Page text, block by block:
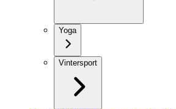
Yoga
Vintersport